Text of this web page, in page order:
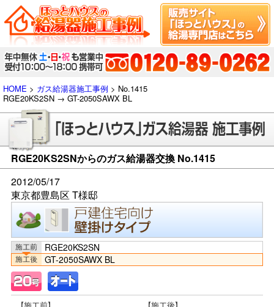
HOME > ガス給湯器施工事例 > No.1415
RGE20KS2SN → GT-2050SAWX BL
RGE20KS2SNからのガス給湯器交換 No.1415
2012/05/17
東京都豊島区 T様邸
RGE20KS2SN
GT-2050SAWX BL